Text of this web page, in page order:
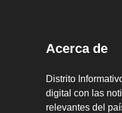
Acerca de
Distrito
digital con las
relevantes del